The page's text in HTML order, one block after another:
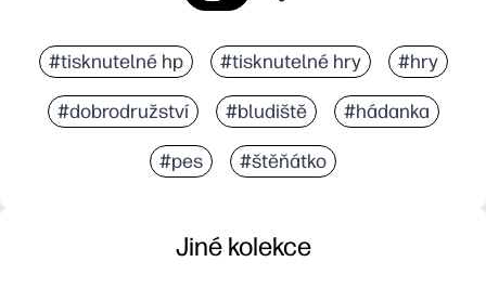
#tisknutelné hp #tisknutelné hry #hry
#dobrodružství #bludiště #hádanka
#pes #štěňátko
Jiné kolekce